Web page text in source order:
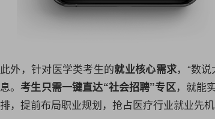
此外，针对医学类考生的就业核心需求，“数
息。考生只需一键直达“社会招聘”专区，就能
排，提前布局职业规划，抢占医疗行业就业先机